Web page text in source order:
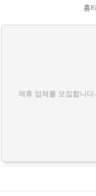
홈
제휴 업체를 모집합니다.